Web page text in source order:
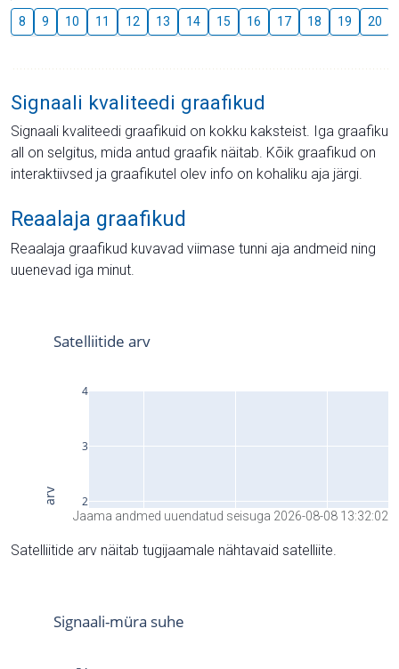
8 9 10 11 12 13 14 15 16 17 18 19 20
Signaali kvaliteedi graafikud
Signaali kvaliteedi graafikuid on kokku kaksteist. Iga graafiku
all on selgitus, mida antud graafik näitab. Kõik graafikud on
interaktiivsed ja graafikutel olev info on kohaliku aja järgi.
Reaalaja graafikud
Reaalaja graafikud kuvavad viimase tunni aja andmeid ning
uuenevad iga minut.
Jaama andmed uuendatud seisuga 2026-08-08 13:32:02
Satelliitide arv näitab tugijaamale nähtavaid satelliite.